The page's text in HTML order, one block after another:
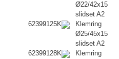
Ø22/42x15
slidset A2
62399125K
Klemring
Ø25/45x15
slidset A2
62399128K
Klemring